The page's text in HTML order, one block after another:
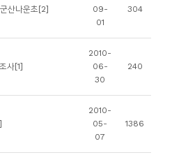
산나운초[2]
09-
01
304
사[1]
2010-
06-
30
240
2010-
05-
07
1386